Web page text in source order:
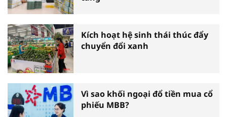
Kích hoạt hệ sinh thái thúc đẩy
chuyển đổi xanh
Vì sao khối ngoại đổ tiền mua cổ
phiếu MBB?